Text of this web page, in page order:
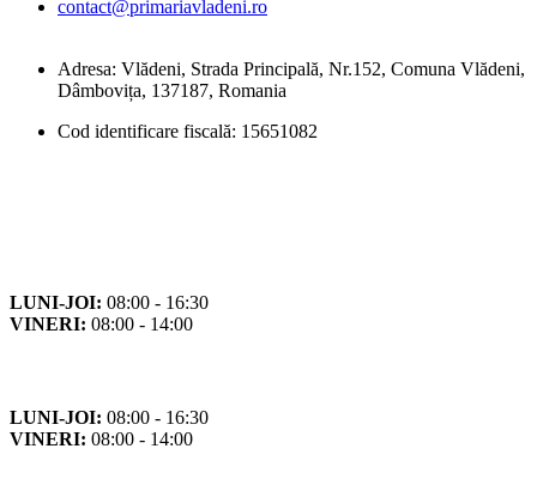
contact@primariavladeni.ro
Adresa: Vlădeni, Strada Principală, Nr.152, Comuna Vlădeni,
Dâmbovița, 137187, Romania
Cod identificare fiscală: 15651082
LUNI-JOI: 08:00 - 16:30
VINERI: 08:00 - 14:00
LUNI-JOI: 08:00 - 16:30
VINERI: 08:00 - 14:00